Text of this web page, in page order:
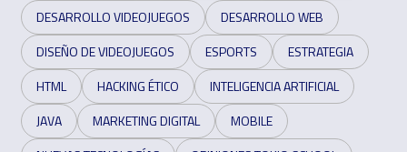
DESARROLLO VIDEOJUEGOS
DESARROLLO WEB
DISEÑO DE VIDEOJUEGOS
ESPORTS
ESTRATEGIA
HTML
HACKING ÉTICO
INTELIGENCIA ARTIFICIAL
JAVA
MARKETING DIGITAL
MOBILE